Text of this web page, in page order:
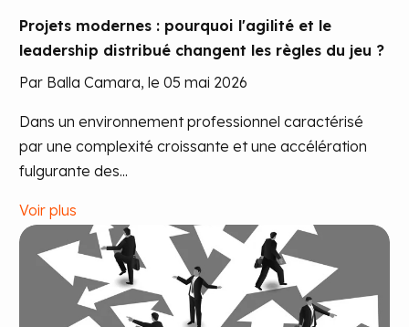
Projets modernes : pourquoi l'agilité et le
leadership distribué changent les règles du jeu ?
Par Balla Camara, le 05 mai 2026
Dans un environnement professionnel caractérisé
par une complexité croissante et une accélération
fulgurante des...
Voir plus